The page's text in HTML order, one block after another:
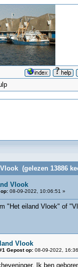
(gelezen 13886
Vlook
08-09-2022, 10:06:51 »
"Het eiland Vloek" of
Vlook
Gepost op:08-09-2022,
Ik ben